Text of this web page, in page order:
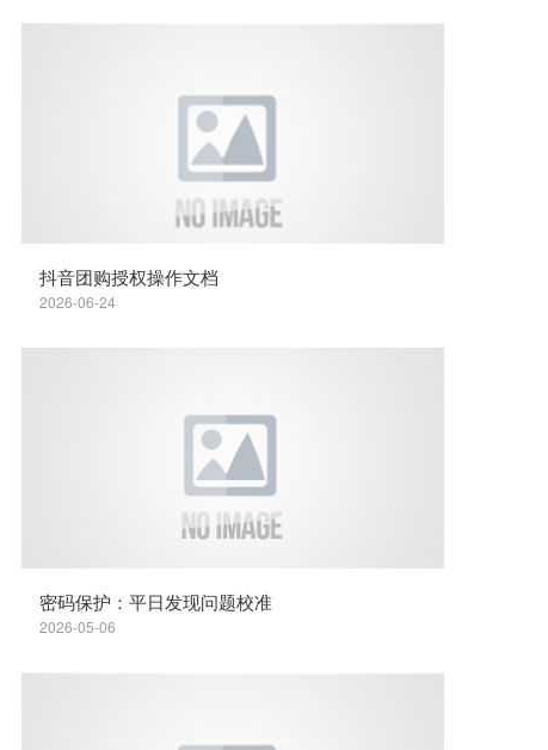
抖音团购授权操作文档
2026-06-24
密码保护：平日发现问题校准
2026-05-06